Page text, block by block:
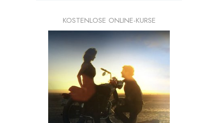
KOSTENLOSE ONLINE-KURSE